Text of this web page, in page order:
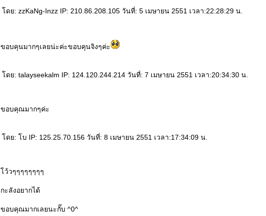
ดย: zzKaNg-Inzz IP: 210.86.208.105 วันที่: 5 เมษายน 2551 เวลา:22:28:29 น.
ขอบคุนมากๆเลยน่ะค่ะขอบคุนจิงๆค่ะ
ดย: talayseekalm IP: 124.120.244.214 วันที่: 7 เมษายน 2551 เวลา:20:34:30 น.
ขอบคุณมากๆค่ะ
ดย: โบ IP: 125.25.70.156 วันที่: 8 เมษายน 2551 เวลา:17:34:09 น.
ว้วๆๆๆๆๆๆๆๆ
กะลังอยากได้
ขอบคุณมากเลยนะกั๊บ ^0^